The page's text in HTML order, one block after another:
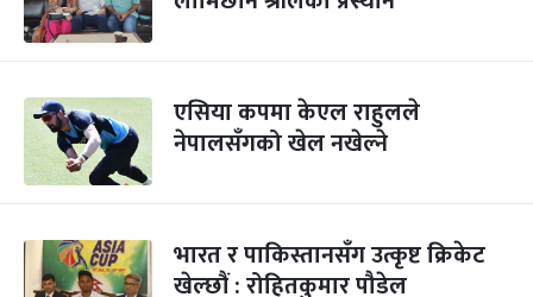
एसिया कपमा केएल राहुलले
नेपालसँगको खेल नखेल्ने
भारत र पाकिस्तानसँग उत्कृष्ट क्रिकेट
खेल्छौं : रोहितकुमार पौडेल